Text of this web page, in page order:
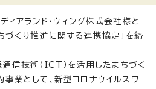
アランド・ウィング株式会社様と
づくり推進に関する連携協定」を締
信技術（ICT）を活用したまちづく
事業として、新型コロナウイルスワ